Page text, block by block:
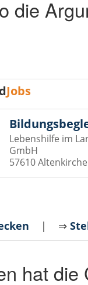
die
Jobs
Lebenshilfe im
GmbH
57610
| ⇒
hat die